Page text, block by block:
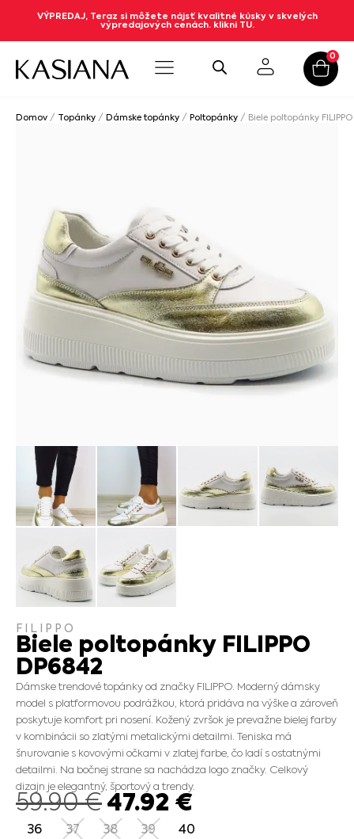
VÝPREDAJ, Teraz si môžete nájsť kvalitné kúsky v skvelých
výpredajových cenách. klikni TU.
0
Domov / Topánky / Dámske topánky / Poltopánky / Biele poltopánky FILIPPO
FILIPPO
Biele poltopánky FILIPPO
DP6842
Dámske trendové topánky od značky FILIPPO. Moderný dámsky
model s platformovou podrážkou, ktorá pridáva na výške a zároveň
poskytuje komfort pri nosení. Kožený zvršok je prevažne bielej farby
v kombinácii so zlatými metalickými detailmi. Teniska má
šnurovanie s kovovými očkami v zlatej farbe, čo ladí s ostatnými
detailmi. Na bočnej strane sa nachádza logo značky. Celkový
dizajn je elegantný, športový a trendy.
59.90€47.92 €
36 37 38 39 40